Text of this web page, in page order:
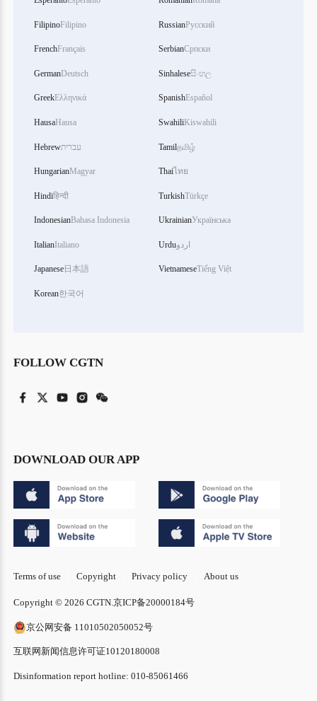
FilipinoFilipino
FrenchFrançais
GermanDeutsch
GreekΕλληνικά
HausaHausa
Hebrewעברית
HungarianMagyar
Hindiहिन्दी
IndonesianBahasa Indonesia
ItalianItaliano
Japanese日本語
Korean한국어
RussianРусский
SerbianСрпски
Sinhaleseසිංහල
SpanishEspañol
SwahiliKiswahili
Tamilதமிழ்
Thaiไทย
TurkishTürkçe
UkrainianУкраїнська
Urduاردو
VietnameseTiếng Việt
FOLLOW CGTN
DOWNLOAD OUR APP
Terms of use Copyright Privacy policy About us
Copyright © 2026 CGTN.京ICP备20000184号
京公网安备 11010502050052号
互联网新闻信息许可证10120180008
Disinformation report hotline: 010-85061466